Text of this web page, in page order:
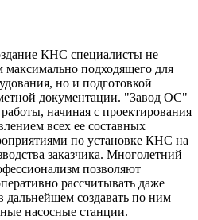
КНС специалисты не
максимально подходящего для
но и подготовкой
документации. "Завод ОС"
начиная с проектирования
всех ее составных
по установке КНС на
заказчика. Многолетний
позволяют
рассчитывать даже
создавать по ним
насосные станции.